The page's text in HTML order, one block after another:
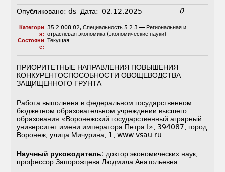
Опубликовано: ds Дата: 02.12.2025 0
Категори
я:
35.2.008.02, Специальность 5.2.3 — Региональная и
отраслевая экономика (экономические науки)
Состояни
е:
Текущая
ПРИОРИТЕТНЫЕ НАПРАВЛЕНИЯ ПОВЫШЕНИЯ
КОНКУРЕНТОСПОСОБНОСТИ ОВОЩЕВОДСТВА
ЗАЩИЩЕННОГО ГРУНТА
Работа выполнена в федеральном государственном
бюджетном образовательном учреждении высшего
образования «Воронежский государственный аграрный
университет имени императора Петра I», 394087, город
Воронеж, улица Мичурина, 1, www.vsau.ru
Научный руководитель: доктор экономических наук,
профессор Запорожцева Людмила Анатольевна